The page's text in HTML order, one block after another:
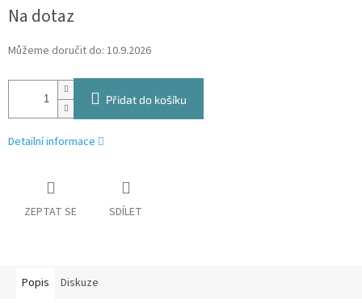
cena:
Na dotaz
Můžeme doručit do: 10.9.2026
Přidat do košíku
Detailní informace
ZEPTAT SE SDÍLET
Popis Diskuze